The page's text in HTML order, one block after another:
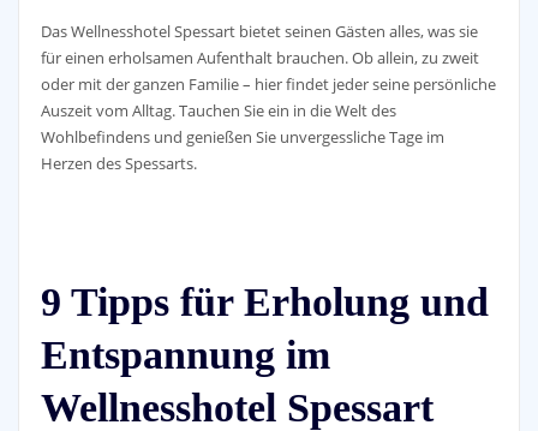
Das Wellnesshotel Spessart bietet seinen Gästen alles, was sie
für einen erholsamen Aufenthalt brauchen. Ob allein, zu zweit
oder mit der ganzen Familie – hier findet jeder seine persönliche
Auszeit vom Alltag. Tauchen Sie ein in die Welt des
Wohlbefindens und genießen Sie unvergessliche Tage im
Herzen des Spessarts.
9 Tipps für Erholung und
Entspannung im
Wellnesshotel Spessart